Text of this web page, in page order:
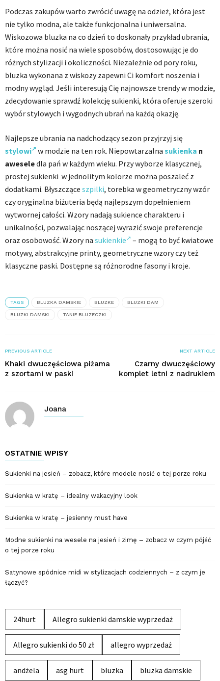
Podczas zakupów warto zwrócić uwagę na odzież, która jest
nie tylko modna, ale także funkcjonalna i uniwersalna.
Wiskozowa bluzka na co dzień to doskonały przykład ubrania,
które można nosić na wiele sposobów, dostosowując je do
różnych stylizacji i okoliczności. Niezależnie od pory roku,
bluzka wykonana z wiskozy zapewni Ci komfort noszenia i
modny wygląd. Jeśli interesują Cię najnowsze trendy w modzie,
zdecydowanie sprawdź kolekcję sukienki, która oferuje szeroki
wybór stylowych i wygodnych ubrań na każdą okazję.
Najlepsze ubrania na nadchodzący sezon przyjrzyj się
stylowi
w modzie na ten rok. Niepowtarzalna sukienka n
aweseledla pań w każdym wieku. Przy wyborze klasycznej,
prostej sukienki w jednolitym kolorze można poszaleć z
dodatkami. Błyszczące szpilki, torebka w geometryczny wzór
czy oryginalna biżuteria będą najlepszym dopełnieniem
wytwornej całości. Wzory nadają sukience charakteru i
unikalności, pozwalając noszącej wyrazić swoje preferencje
oraz osobowość. Wzory na sukienkie
– mogą to być kwiatowe
motywy, abstrakcyjne printy, geometryczne wzory czy też
klasyczne paski. Dostępne są różnorodne fasony i kroje.
TAGS BLUZKA DAMSKIE BLUZKE BLUZKI DAM
BLUZKI DAMSKI TANIE BLUZECZKI
PREVIOUS ARTICLE
Khaki dwuczęściowa piżama
z szortami w paski
NEXT ARTICLE
Czarny dwuczęściowy
komplet letni z nadrukiem
Joana
OSTATNIE WPISY
Sukienki na jesień – zobacz, które modele nosić o tej porze roku
Sukienka w kratę – idealny wakacyjny look
Sukienka w kratę – jesienny must have
Modne sukienki na wesele na jesień i zimę – zobacz w czym pójść
o tej porze roku
Satynowe spódnice midi w stylizacjach codziennych – z czym je
łączyć?
24hurt Allegro sukienki damskie wyprzedaż
Allegro sukienki do 50 zł allegro wyprzedaż
andżela asg hurt bluzka bluzka damskie